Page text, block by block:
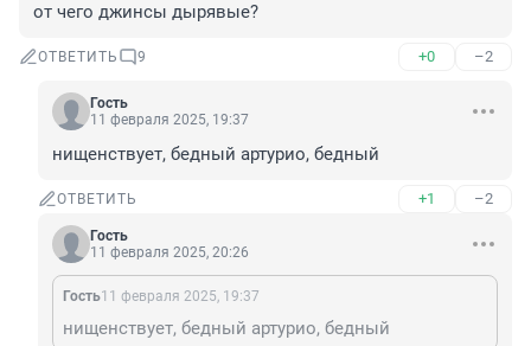
от чего джинсы дырявые?
ОТВЕТИТЬ 9 +0 –2
Гость
11 февраля 2025, 19:37
нищенствует, бедный артурио, бедный
ОТВЕТИТЬ +1 –2
Гость
11 февраля 2025, 20:26
Гость11 февраля 2025, 19:37
нищенствует, бедный артурио, бедный